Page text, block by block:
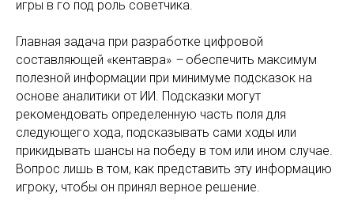
игры в го под роль советчика.
Главная задача при разработке цифровой
составляющей «кентавра» –обеспечить максимум
полезной информации при минимуме подсказок на
основе аналитики от ИИ. Подсказки могут
рекомендовать определенную часть поля для
следующего хода, подсказывать сами ходы или
прикидывать шансы на победу в том или ином случае.
Вопрос лишь в том, как представить эту информацию
игроку, чтобы он принял верное решение.